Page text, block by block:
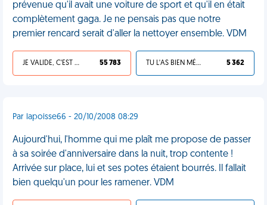
prévenue qu'il avait une voiture de sport et qu'il en était
complètement gaga. Je ne pensais pas que notre
premier rencard serait d'aller la nettoyer ensemble. VDM
JE VALIDE, C'EST UNE VDM 55 783 TU L'AS BIEN MÉRITÉ 5 362
Par lapoisse66 - 20/10/2008 08:29
Aujourd'hui, l'homme qui me plaît me propose de passer
à sa soirée d'anniversaire dans la nuit, trop contente !
Arrivée sur place, lui et ses potes étaient bourrés. Il fallait
bien quelqu'un pour les ramener. VDM